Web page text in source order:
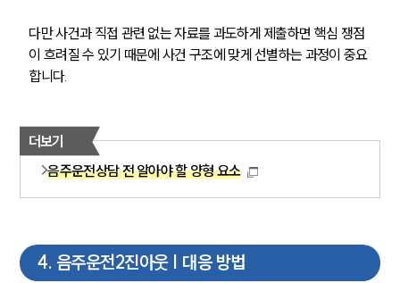
팀소개
오시는 길
글로벌 파트너 로펌
다만 사건과 직접 관련 없는 자료를 과도하게 제출하면 핵심 쟁점
이 흐려질 수 있기 때문에 사건 구조에 맞게 선별하는 과정이 중요
합니다.
더보기
음주운전상담 전 알아야 할 양형 요소
4. 음주운전2진아웃 | 대응 방법